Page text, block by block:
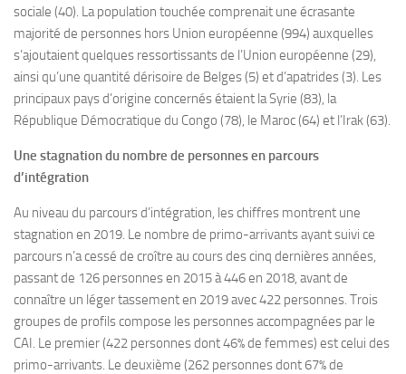
sociale (40). La population touchée comprenait une écrasante
majorité de personnes hors Union européenne (994) auxquelles
s’ajoutaient quelques ressortissants de l’Union européenne (29),
ainsi qu’une quantité dérisoire de Belges (5) et d’apatrides (3). Les
principaux pays d’origine concernés étaient la Syrie (83), la
République Démocratique du Congo (78), le Maroc (64) et l’Irak (63).
Une stagnation du nombre de personnes en parcours
d’intégration
Au niveau du parcours d’intégration, les chiffres montrent une
stagnation en 2019. Le nombre de primo-arrivants ayant suivi ce
parcours n’a cessé de croître au cours des cinq dernières années,
passant de 126 personnes en 2015 à 446 en 2018, avant de
connaître un léger tassement en 2019 avec 422 personnes. Trois
groupes de profils compose les personnes accompagnées par le
CAI. Le premier (422 personnes dont 46% de femmes) est celui des
primo-arrivants. Le deuxième (262 personnes dont 67% de